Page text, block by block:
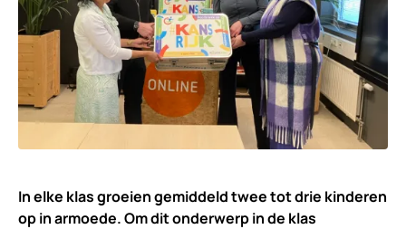
In elke klas groeien gemiddeld twee tot drie kinderen
op in armoede. Om dit onderwerp in de klas